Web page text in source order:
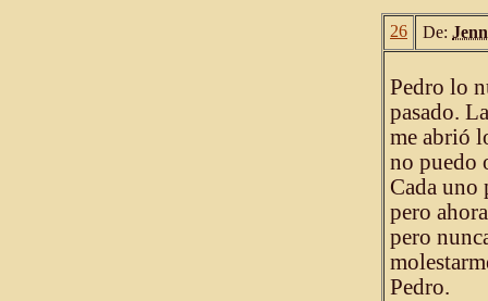
26 De:
Pedro lo
pasado.
me abrió
no puedo
Cada uno
pero
pero
Pedro.